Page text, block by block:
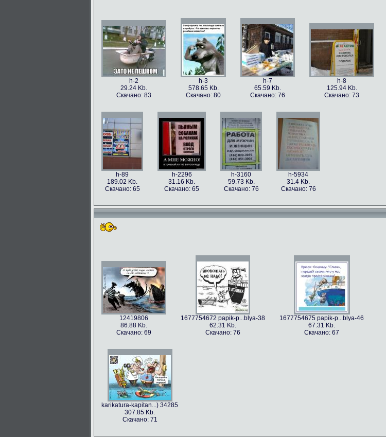
h-86973
49.56 Kb.
Скачано: 77
h-86979
106.1 Kb.
Скачано: 63
h-86978
101.5 Kb.
Скачано: 59
h-86977
79.4 Kb.
Скачано: 82
115.82 Kb.
Скачано: 70
h-2
29.24 Kb.
Скачано: 83
h-3
578.65 Kb.
Скачано: 80
h-7
65.59 Kb.
Скачано: 76
h-8
125.94 Kb.
Скачано: 73
h-89
189.02 Kb.
Скачано: 65
h-2296
31.16 Kb.
Скачано: 65
h-3160
59.73 Kb.
Скачано: 76
h-5934
31.4 Kb.
Скачано: 76
12419806
86.88 Kb.
Скачано: 69
1677754672 papik-p...blya-38
62.31 Kb.
Скачано: 76
1677754675 papik-p...blya-46
67.31 Kb.
Скачано: 67
karikatura-kapitan...) 34285
307.85 Kb.
Скачано: 71